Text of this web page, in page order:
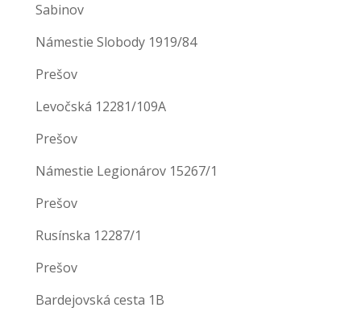
Sabinov
Námestie Slobody 1919/84
Prešov
Levočská 12281/109A
Prešov
Námestie Legionárov 15267/1
Prešov
Rusínska 12287/1
Prešov
Bardejovská cesta 1B